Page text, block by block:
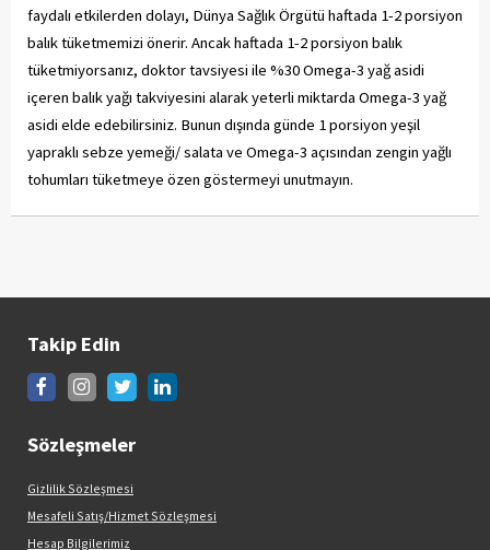
faydalı etkilerden dolayı, Dünya Sağlık Örgütü haftada 1-2 porsiyon
balık tüketmemizi önerir. Ancak haftada 1-2 porsiyon balık
tüketmiyorsanız, doktor tavsiyesi ile %30 Omega-3 yağ asidi
içeren balık yağı takviyesini alarak yeterli miktarda Omega-3 yağ
asidi elde edebilirsiniz. Bunun dışında günde 1 porsiyon yeşil
yapraklı sebze yemeği/ salata ve Omega-3 açısından zengin yağlı
tohumları tüketmeye özen göstermeyi unutmayın.
Takip Edin
Sözleşmeler
Gizlilik Sözleşmesi
Mesafeli Satış/Hizmet Sözleşmesi
Hesap Bilgilerimiz